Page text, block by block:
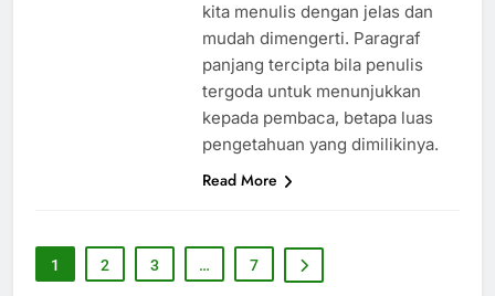
kita menulis dengan jelas dan
mudah dimengerti. Paragraf
panjang tercipta bila penulis
tergoda untuk menunjukkan
kepada pembaca, betapa luas
pengetahuan yang dimilikinya.
Read More
1 2 3 … 7